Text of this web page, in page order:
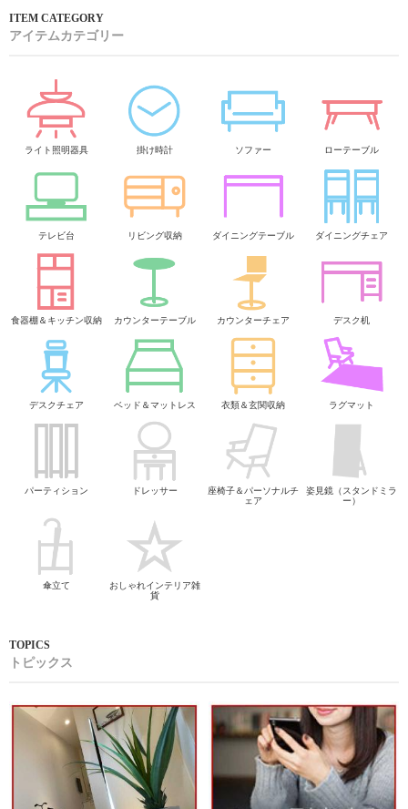
アイテムカテゴリー
ライト照明器具 掛け時計 ソファー ローテーブル
テレビ台 リビング収納 ダイニングテーブル ダイニングチェア
食器棚＆キッチン収納 カウンターテーブル カウンターチェア デスク机
デスクチェア ベッド＆マットレス 衣類＆玄関収納 ラグマット
パーティション ドレッサー
座椅子＆パーソナルチ
ェア
姿見鏡（スタンドミラ
ー）
傘立て
おしゃれインテリア雑
貨
トピックス